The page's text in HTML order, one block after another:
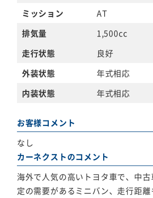
ミッション
AT
排気量
1,500cc
走行状態
良好
外装状態
年式相応
内装状態
年式相応
お客様コメント
なし
カーネクストのコメント
海外で人気の高いトヨタ車で、中
定の需要があるミニバン、走行距離